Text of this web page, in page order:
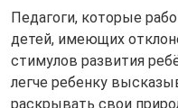
Педагоги, которые
детей, имеющих
стимулов развития
легче ребенку
раскрывать свои